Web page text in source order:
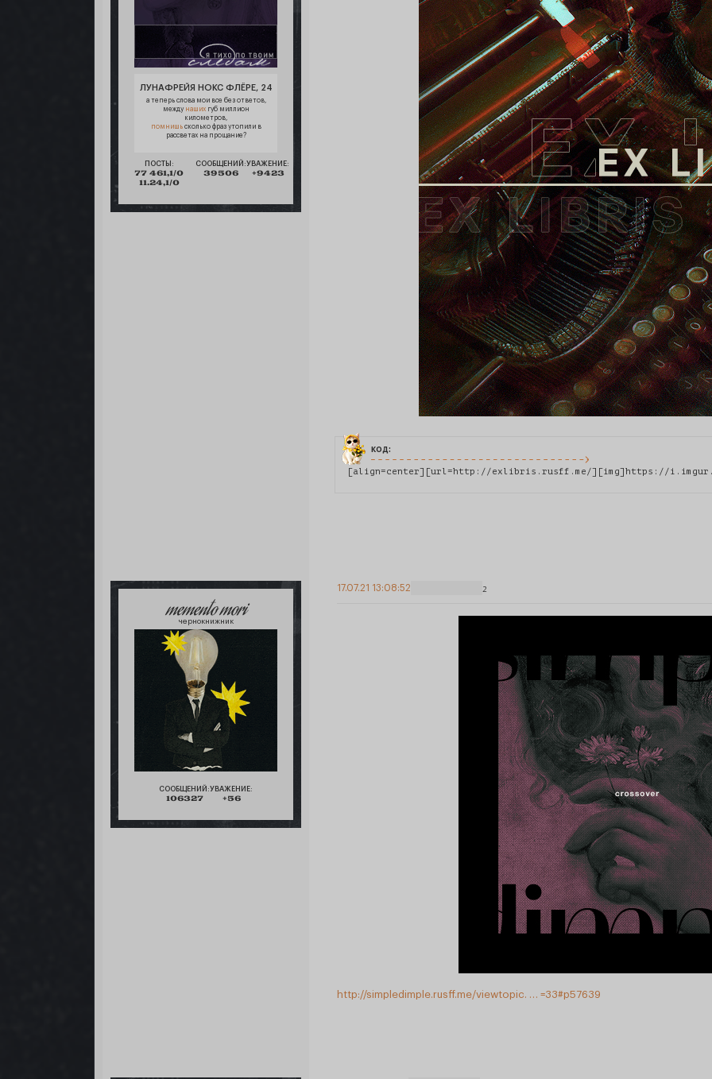
ЛУНАФРЕЙЯ НОКС ФЛЁРЕ, 24
а теперь слова мои все без ответов,
между нашихгуб миллион
километров,
помнишьсколько фраз утопили в
рассветах на прощание?
ПОСТЫ:
77 461,1/0
11.24,1/0
СООБЩЕНИЙ:
39506
УВАЖЕНИЕ:
+9423
код:
[align=center][url=http://exlibris.rusff.me/][img]https://
memento mori
чернокнижник
СООБЩЕНИЙ:
106327
УВАЖЕНИЕ:
+56
2
17.07.21 13:08:52
http://simpledimple.rusff.me/viewtopic. … =33#p57639